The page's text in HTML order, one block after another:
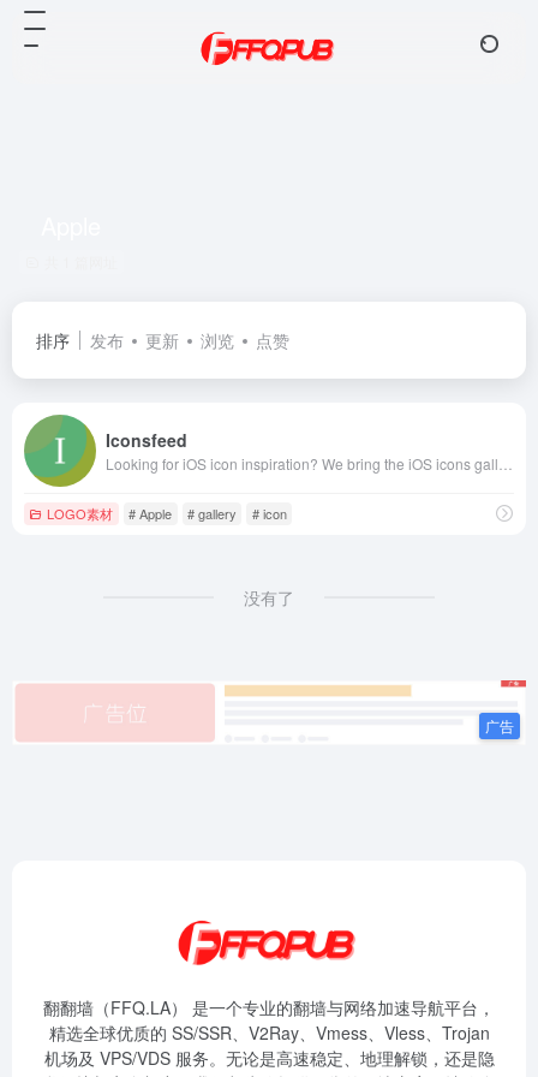
排序 发布 更新 浏览 点赞
Iconsfeed
LOGO素材 # Apple # gallery # icon
没有了
翻翻墙（FFQ.LA） 是一个专业的翻墙与网络加速导航平台，
精选全球优质的 SS/SSR、V2Ray、Vmess、Vless、Trojan
机场及 VPS/VDS 服务。无论是高速稳定、地理解锁，还是隐